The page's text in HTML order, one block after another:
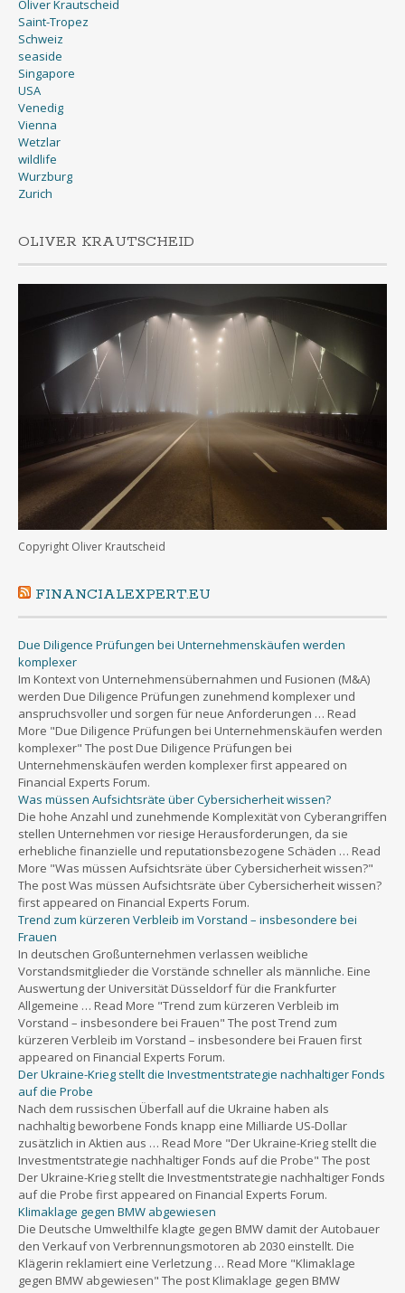
Oliver Krautscheid
Saint-Tropez
Schweiz
seaside
Singapore
USA
Venedig
Vienna
Wetzlar
wildlife
Wurzburg
Zurich
OLIVER KRAUTSCHEID
Copyright Oliver Krautscheid
FINANCIALEXPERT.EU
Due Diligence Prüfungen bei Unternehmenskäufen werden
komplexer
Im Kontext von Unternehmensübernahmen und Fusionen (M&A)
werden Due Diligence Prüfungen zunehmend komplexer und
anspruchsvoller und sorgen für neue Anforderungen … Read
More "Due Diligence Prüfungen bei Unternehmenskäufen werden
komplexer" The post Due Diligence Prüfungen bei
Unternehmenskäufen werden komplexer first appeared on
Financial Experts Forum.
Was müssen Aufsichtsräte über Cybersicherheit wissen?
Die hohe Anzahl und zunehmende Komplexität von Cyberangriffen
stellen Unternehmen vor riesige Herausforderungen, da sie
erhebliche finanzielle und reputationsbezogene Schäden … Read
More "Was müssen Aufsichtsräte über Cybersicherheit wissen?"
The post Was müssen Aufsichtsräte über Cybersicherheit wissen?
first appeared on Financial Experts Forum.
Trend zum kürzeren Verbleib im Vorstand – insbesondere bei
Frauen
In deutschen Großunternehmen verlassen weibliche
Vorstandsmitglieder die Vorstände schneller als männliche. Eine
Auswertung der Universität Düsseldorf für die Frankfurter
Allgemeine … Read More "Trend zum kürzeren Verbleib im
Vorstand – insbesondere bei Frauen" The post Trend zum
kürzeren Verbleib im Vorstand – insbesondere bei Frauen first
appeared on Financial Experts Forum.
Der Ukraine-Krieg stellt die Investmentstrategie nachhaltiger Fonds
auf die Probe
Nach dem russischen Überfall auf die Ukraine haben als
nachhaltig beworbene Fonds knapp eine Milliarde US-Dollar
zusätzlich in Aktien aus … Read More "Der Ukraine-Krieg stellt die
Investmentstrategie nachhaltiger Fonds auf die Probe" The post
Der Ukraine-Krieg stellt die Investmentstrategie nachhaltiger Fonds
auf die Probe first appeared on Financial Experts Forum.
Klimaklage gegen BMW abgewiesen
Die Deutsche Umwelthilfe klagte gegen BMW damit der Autobauer
den Verkauf von Verbrennungsmotoren ab 2030 einstellt. Die
Klägerin reklamiert eine Verletzung … Read More "Klimaklage
gegen BMW abgewiesen" The post Klimaklage gegen BMW